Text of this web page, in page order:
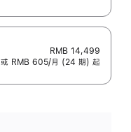
RMB 14,499
或 RMB 605/月 (24 期) 起